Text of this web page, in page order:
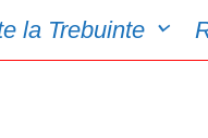
la Trebuinte